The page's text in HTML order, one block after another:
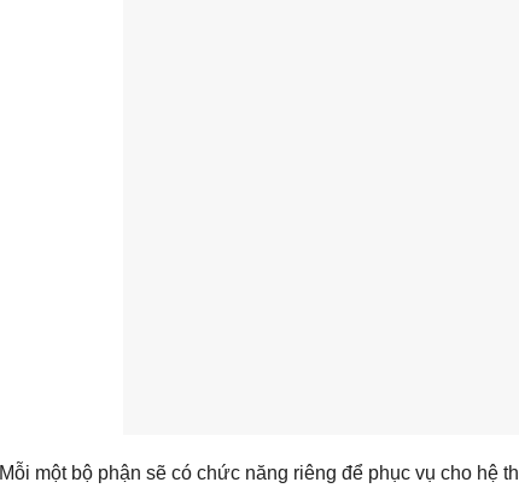
Mỗi một bộ phận sẽ có chức năng riêng để phục vụ cho hệ